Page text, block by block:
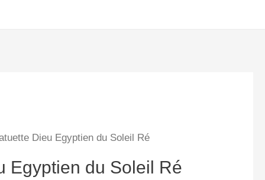
Dieu Egyptien du Soleil Ré
Egyptien du Soleil Ré